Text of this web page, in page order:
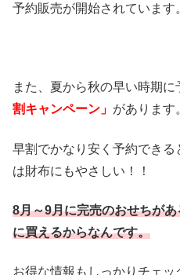
予約販売が開始されています
また、夏から秋の早い時期に
割キャンペーン」 があります
早割でかなり安く予約でき
は財布にもやさしい！！
8月～9月に完売のおせちが
に買えるからなんです。
お得な情報もしっかりチェッ